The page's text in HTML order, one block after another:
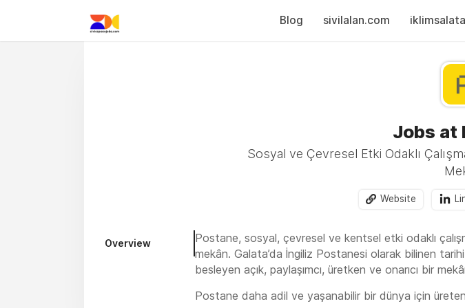
Blog sivilalan.com
Jobs at
Sosyal ve Çevresel Etki Odaklı
Website
Overview
Postane, sosyal, çevresel ve kentsel etki odaklı
mekân. Galata’da İngiliz Postanesi olarak bilinen
besleyen açık, paylaşımcı, üretken ve onarıcı bir
Postane daha adil ve yaşanabilir bir dünya için